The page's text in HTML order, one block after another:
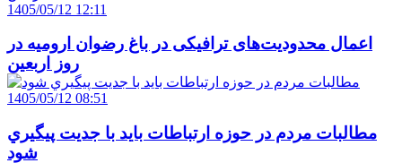
1405/05/12 12:11
اعمال محدودیت‌های ترافیکی در باغ رضوان ارومیه در
روز اربعین
1405/05/12 08:51
مطالبات مردم در حوزه ارتباطات بايد با جديت پيگيري
شود